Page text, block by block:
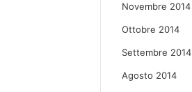
Novembre 2014
Ottobre 2014
Settembre 2014
Agosto 2014